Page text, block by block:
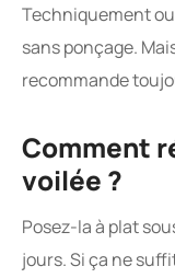
Techniquement
sans ponçage.
recommande
Comment
voilée ?
Posez-la à plat
jours. Si ça ne